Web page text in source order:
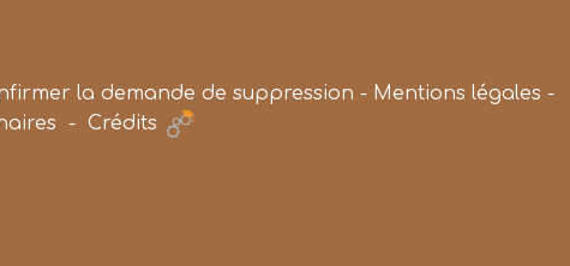
la demande de suppression - Mentions légales -
- Crédits